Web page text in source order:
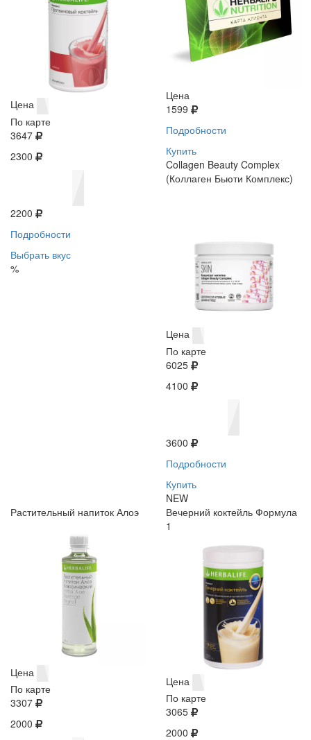
Цена
По карте
3647
2300
2200
Подробности
Выбрать вкус
%
Цена
1599
Подробности
Купить
Collagen Beauty Complex
(Коллаген Бьюти Комплекс)
Цена
По карте
6025
4100
3600
Подробности
Купить
NEW
Растительный напиток Алоэ
Цена
По карте
3307
2000
Вечерний коктейль Формула
1
Цена
По карте
3065
2000